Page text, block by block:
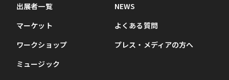
出展者一覧
マーケット
ワークショップ
ミュージック
NEWS
よくある質問
プレス・メディアの方へ